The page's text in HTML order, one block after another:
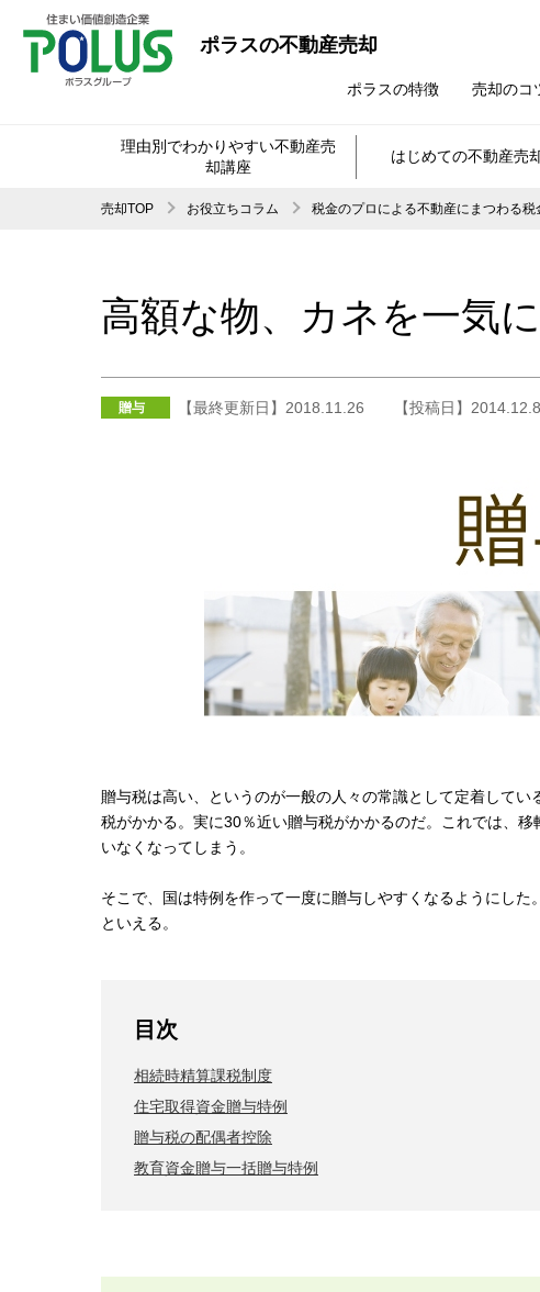
ポラスの不動産売却
ポラスの特徴 売却のコ
理由別でわかりやすい不動産売
却講座
はじめての不動産売
売却TOP お役立ちコラム 税金のプロによる不動産にまつわる税
高額な物、カネを一気
贈与 【最終更新日】2018.11.26 【投稿日】2014.12.8
贈与税は高い、というのが一般の人々の常識として定着して
税がかかる。実に30％近い贈与税がかかるのだ。これでは、
いなくなってしまう。
そこで、国は特例を作って一度に贈与しやすくなるようにし
といえる。
目次
相続時精算課税制度
住宅取得資金贈与特例
贈与税の配偶者控除
教育資金贈与一括贈与特例